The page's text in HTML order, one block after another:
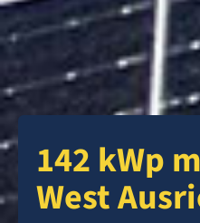
142 kWp
West